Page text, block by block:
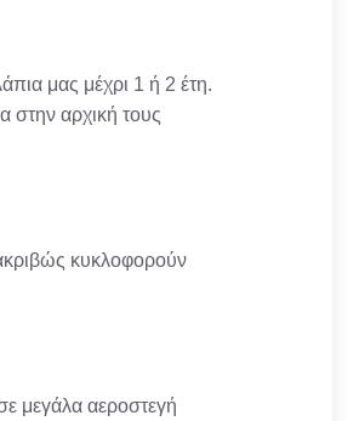
μας μέχρι 1 ή 2 έτη.
στην αρχική τους
κυκλοφορούν
μεγάλα αεροστεγή